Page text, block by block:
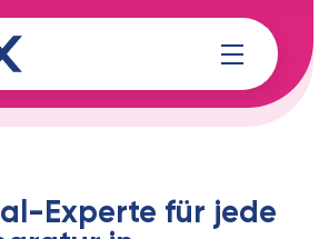
Experte für jede